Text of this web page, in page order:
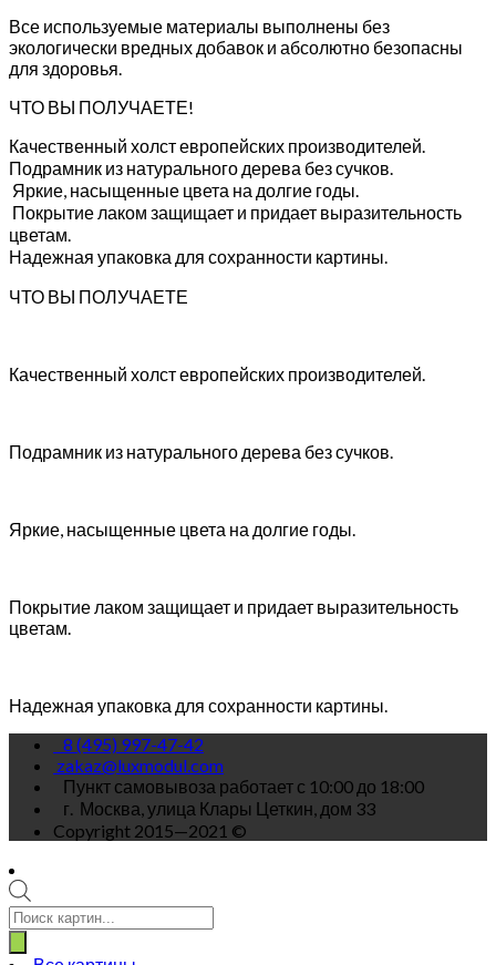
Все используемые материалы выполнены без
экологически вредных добавок и абсолютно безопасны
для здоровья.
ЧТО ВЫ ПОЛУЧАЕТЕ!
Качественный холст европейских производителей.
Подрамник из натурального дерева без сучков.
Яркие, насыщенные цвета на долгие годы.
Покрытие лаком защищает и придает выразительность
цветам.
Надежная упаковка для сохранности картины.
ЧТО ВЫ ПОЛУЧАЕТЕ
Качественный холст европейских производителей.
Подрамник из натурального дерева без сучков.
Яркие, насыщенные цвета на долгие годы.
Покрытие лаком защищает и придает выразительность
цветам.
Надежная упаковка для сохранности картины.
8 (495) 997-47-42
zakaz@luxmodul.com
Пункт самовывоза работает с 10:00 до 18:00
г. Москва, улица Клары Цеткин, дом 33
Copyright 2015—2021 ©
Поиск
товаров